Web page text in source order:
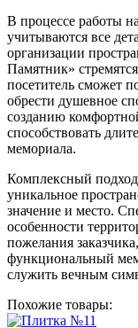
В процессе работы
учитываются все
организации
Памятник»
посетитель сможет
обрести душевное
созданию
способствовать
мемориала.
Комплексный подход
уникальное
значение и место.
особенности
пожелания
функциональный
служить вечным
Похожие товары: